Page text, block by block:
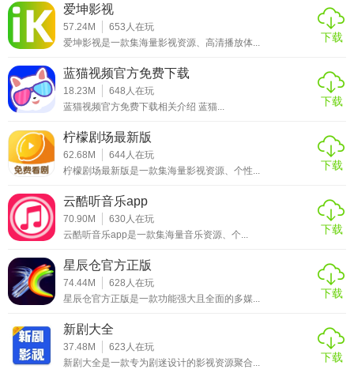
奈斯TV去广告版以其无广告的观看体验、丰富的影视资源以
及流畅的操作体验，赢得了众多用户的喜爱。相比其他流媒
体应用，该版本在去除广告的同时，保留了核心功能并进行
了优化，使得用户能够更专注于享受影视内容本身。对于追
求高质量观影体验的用户而言，奈斯TV去广告版是一个值得
尝试的选择。
爱坤影视
57.24M 653 人在玩
爱坤影视是一款集海量影视资源、高清播放体...
下载
蓝猫视频官方免费下载
18.23M 648 人在玩
蓝猫视频官方免费下载相关介绍 蓝猫...
下载
柠檬剧场最新版
62.68M 644 人在玩
柠檬剧场最新版是一款集海量影视资源、个性...
下载
云酷听音乐app
70.90M 630 人在玩
云酷听音乐app是一款集海量音乐资源、个...
下载
星辰仓官方正版
74.44M 628 人在玩
星辰仓官方正版是一款功能强大且全面的多媒...
下载
新剧大全
37.48M 623 人在玩
新剧大全是一款专为剧迷设计的影视资源聚合...
下载